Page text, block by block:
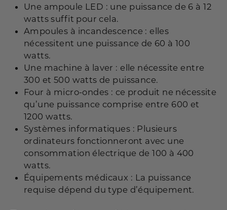
Une ampoule LED : une puissance de 6 à 12
watts suffit pour cela.
Ampoules à incandescence : elles
nécessitent une puissance de 60 à 100
watts.
Une machine à laver : elle nécessite entre
300 et 500 watts de puissance.
Four à micro-ondes : ce produit ne nécessite
qu’une puissance comprise entre 600 et
1200 watts.
Systèmes informatiques : Plusieurs
ordinateurs fonctionneront avec une
consommation électrique de 100 à 400
watts.
Équipements médicaux : La puissance
requise dépend du type d’équipement.